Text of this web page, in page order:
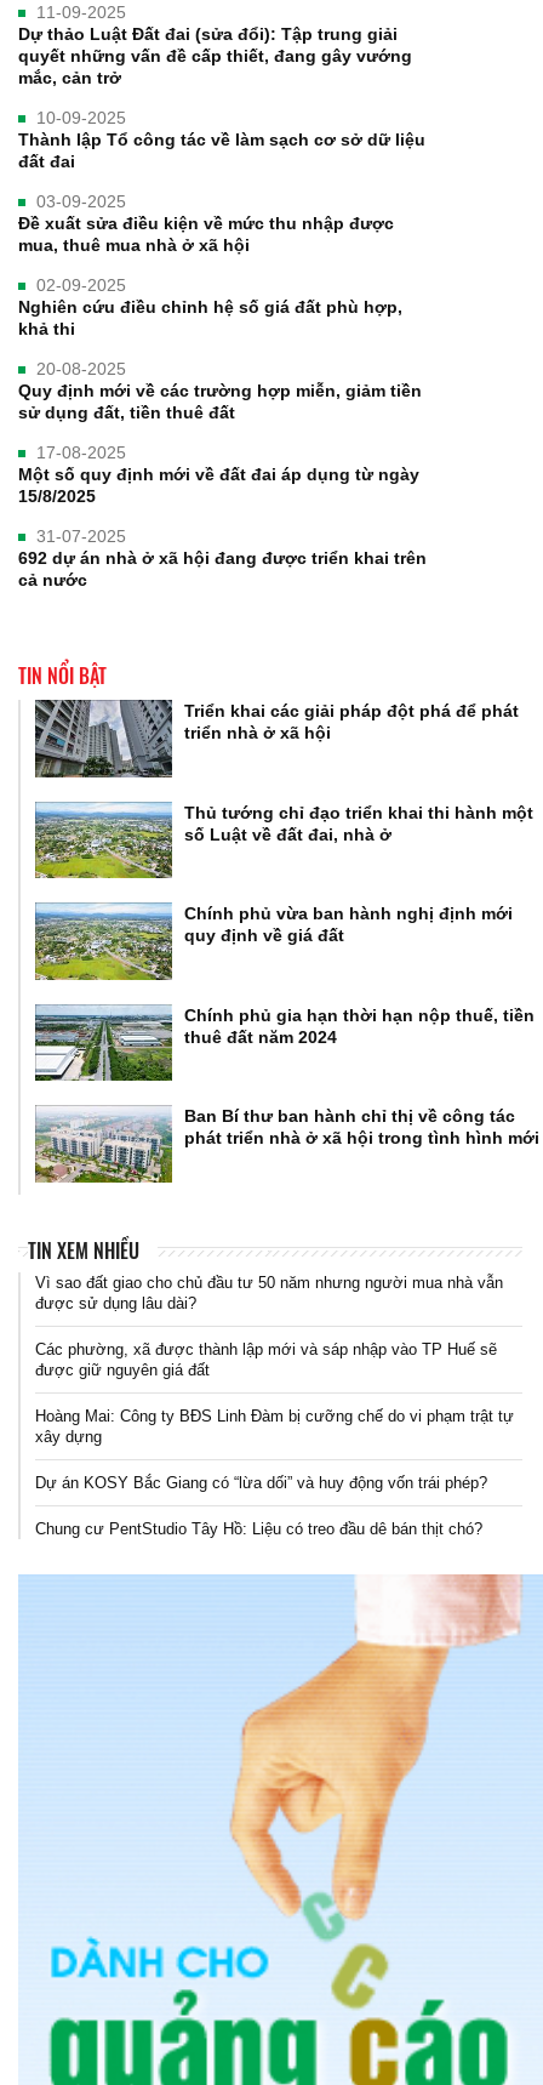
11-09-2025
Dự thảo Luật Đất đai (sửa đổi): Tập trung giải
quyết những vấn đề cấp thiết, đang gây vướng
mắc, cản trở
10-09-2025
Thành lập Tổ công tác về làm sạch cơ sở dữ liệu
đất đai
03-09-2025
Đề xuất sửa điều kiện về mức thu nhập được
mua, thuê mua nhà ở xã hội
02-09-2025
Nghiên cứu điều chỉnh hệ số giá đất phù hợp,
khả thi
20-08-2025
Quy định mới về các trường hợp miễn, giảm tiền
sử dụng đất, tiền thuê đất
17-08-2025
Một số quy định mới về đất đai áp dụng từ ngày
15/8/2025
31-07-2025
692 dự án nhà ở xã hội đang được triển khai trên
cả nước
TIN NỔI BẬT
Triển khai các giải pháp đột phá để phát
triển nhà ở xã hội
Thủ tướng chỉ đạo triển khai thi hành một
số Luật về đất đai, nhà ở
Chính phủ vừa ban hành nghị định mới
quy định về giá đất
Chính phủ gia hạn thời hạn nộp thuế, tiền
thuê đất năm 2024
Ban Bí thư ban hành chỉ thị về công tác
phát triển nhà ở xã hội trong tình hình mới
TIN XEM NHIỀU
Vì sao đất giao cho chủ đầu tư 50 năm nhưng người mua nhà vẫn
được sử dụng lâu dài?
Các phường, xã được thành lập mới và sáp nhập vào TP Huế sẽ
được giữ nguyên giá đất
Hoàng Mai: Công ty BĐS Linh Đàm bị cưỡng chế do vi phạm trật tự
xây dựng
Dự án KOSY Bắc Giang có “lừa dối” và huy động vốn trái phép?
Chung cư PentStudio Tây Hồ: Liệu có treo đầu dê bán thịt chó?